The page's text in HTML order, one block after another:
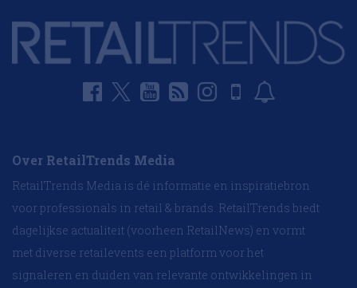
Over RetailTrends Media
RetailTrends Media is dé informatie en inspiratiebron
voor professionals in retail & brands. RetailTrends biedt
dagelijkse actualiteit (voorheen RetailNews) en vormt
met diverse retailevents een platform voor het
signaleren en duiden van relevante ontwikkelingen in